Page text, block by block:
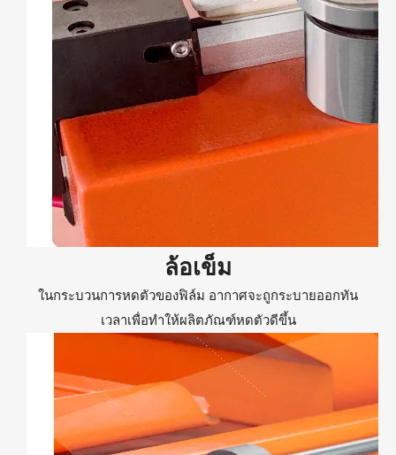
ล้อเข็ม
ในกระบวนการหดตัวของฟิล์ม อากาศจะถูกระบายออกทัน
เวลาเพื่อทำให้ผลิตภัณฑ์หดตัวดีขึ้น